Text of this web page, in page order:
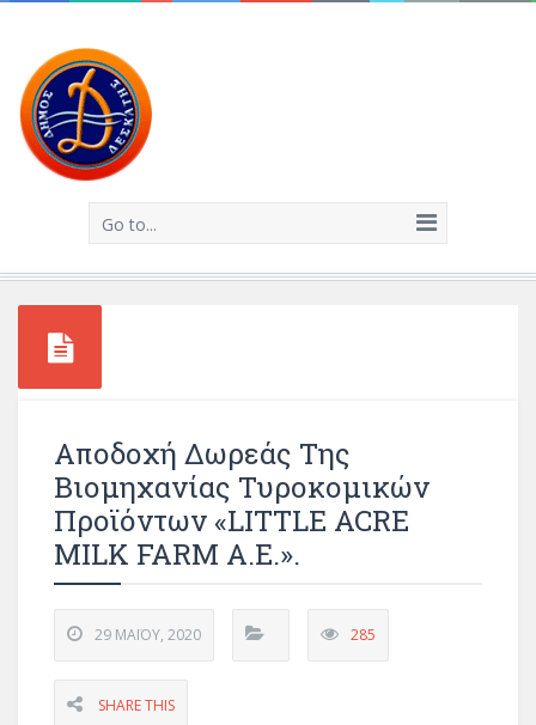
Go to...
Αποδοχή Δωρεάς Της
Βιομηχανίας Τυροκομικών
Προϊόντων «LITTLE ACRE
MILK FARM A.E.».
29 ΜΑΪ́ΟΥ, 2020 285
SHARE THIS